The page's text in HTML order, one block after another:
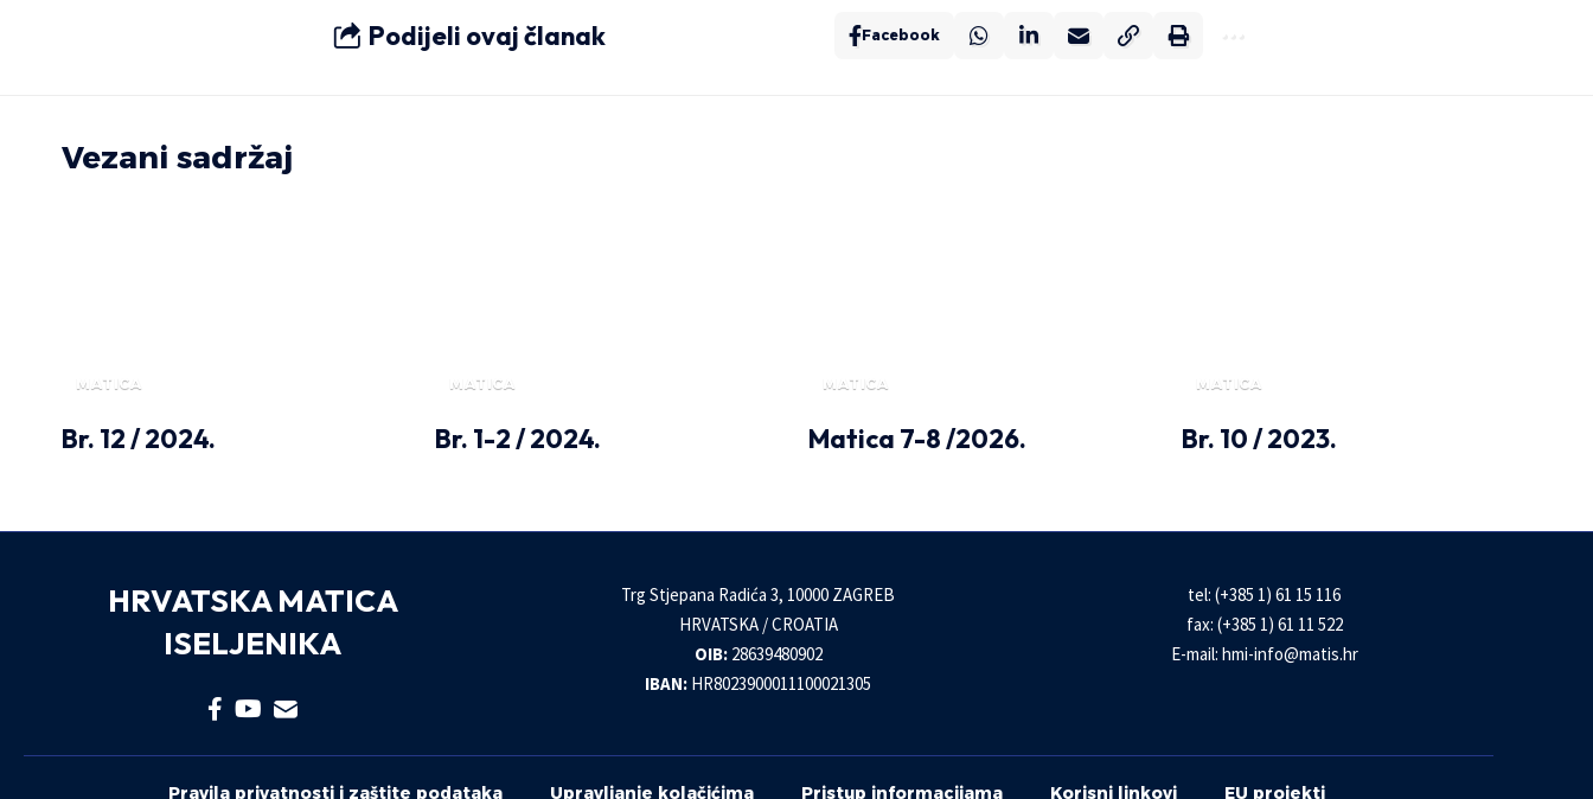
Podijeli ovaj članak Facebook
Vezani sadržaj
MATICA
Br. 12 / 2024.
MATICA
Br. 1-2 / 2024.
MATICA
Matica 7-8 /2026.
MATICA
Br. 10 / 2023.
HRVATSKA MATICA
ISELJENIKA
Trg Stjepana Radića 3, 10000 ZAGREB
HRVATSKA / CROATIA
OIB:28639480902
IBAN: HR8023900011100021305
tel: (+385 1) 61 15 116
fax: (+385 1) 61 11 522
E-mail: hmi-info@matis.hr
Pravila privatnosti i zaštite podataka Upravljanje kolačićima Pristup informacijama Korisni linkovi EU projekti